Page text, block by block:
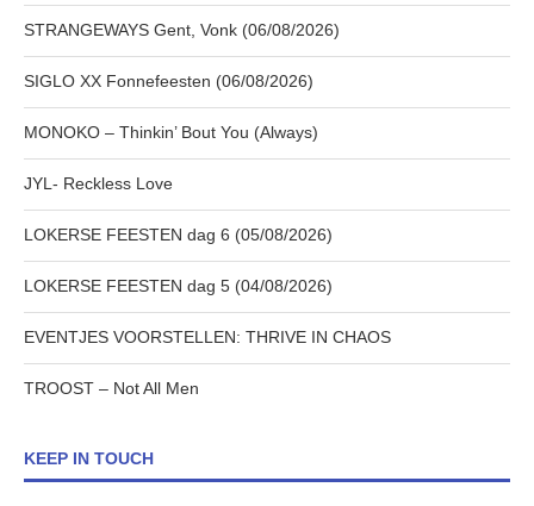
STRANGEWAYS Gent, Vonk (06/08/2026)
SIGLO XX Fonnefeesten (06/08/2026)
MONOKO – Thinkin’ Bout You (Always)
JYL- Reckless Love
LOKERSE FEESTEN dag 6 (05/08/2026)
LOKERSE FEESTEN dag 5 (04/08/2026)
EVENTJES VOORSTELLEN: THRIVE IN CHAOS
TROOST – Not All Men
KEEP IN TOUCH